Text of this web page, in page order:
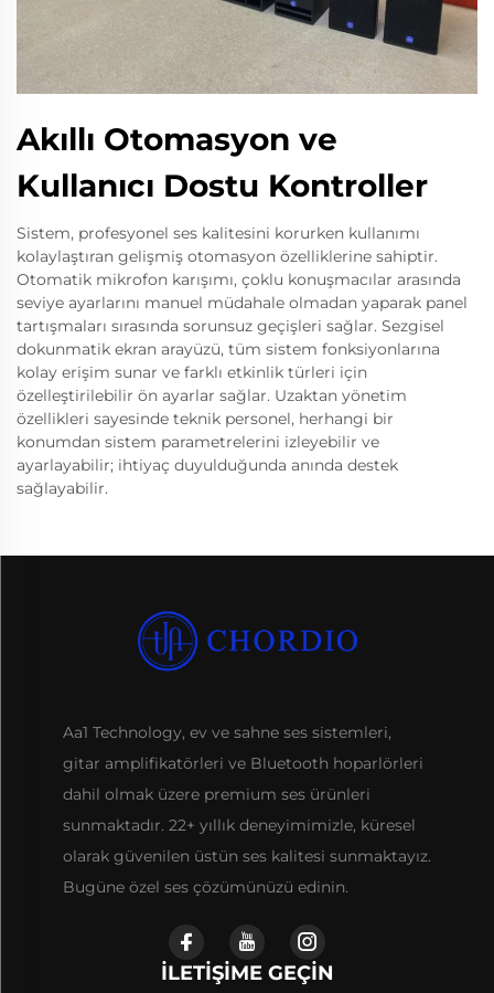
Akıllı Otomasyon ve
Kullanıcı Dostu Kontroller
Sistem, profesyonel ses kalitesini korurken kullanımı
kolaylaştıran gelişmiş otomasyon özelliklerine sahiptir.
Otomatik mikrofon karışımı, çoklu konuşmacılar arasında
seviye ayarlarını manuel müdahale olmadan yaparak panel
tartışmaları sırasında sorunsuz geçişleri sağlar. Sezgisel
dokunmatik ekran arayüzü, tüm sistem fonksiyonlarına
kolay erişim sunar ve farklı etkinlik türleri için
özelleştirilebilir ön ayarlar sağlar. Uzaktan yönetim
özellikleri sayesinde teknik personel, herhangi bir
konumdan sistem parametrelerini izleyebilir ve
ayarlayabilir; ihtiyaç duyulduğunda anında destek
sağlayabilir.
Aa1 Technology, ev ve sahne ses sistemleri,
gitar amplifikatörleri ve Bluetooth hoparlörleri
dahil olmak üzere premium ses ürünleri
sunmaktadır. 22+ yıllık deneyimimizle, küresel
olarak güvenilen üstün ses kalitesi sunmaktayız.
Bugüne özel ses çözümünüzü edinin.
İLETIŞIME GEÇIN